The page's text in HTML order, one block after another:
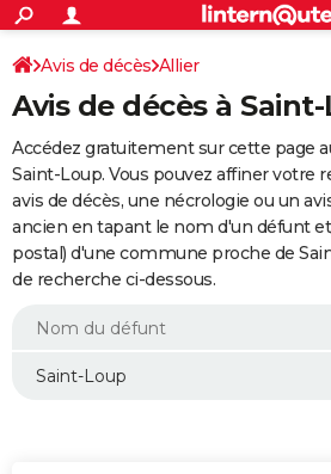
ACTUALITÉS
Politique
Société
Faits Divers
Education
Monde
Villes
+
SPORT
Coupe du monde 2026
Football
Tennis
Cyclisme
Rugby
Forum
Programme TV
TNT
Streaming
Cinéma
Sorties cinéma
Musique
+
FINANCE
Retraite
Impôts
Epargne
Immobilier
Risques naturels par ville
Banque
Assurance
Crédit
AUTO
Essais
Réserver un essai
Citadines
Berlines
SUV
Forum auto
+
HIGH-TECH
BRICOLAGE
WEEK-END
Avis de décès Allier
Avis de décès à
Accédez gratuitement sur cette page
Saint-Loup. Vous pouvez affiner votre
avis de décès, une nécrologie ou un
ancien en tapant le nom d'un défunt
postal) d'une commune proche de
de recherche ci-dessous.